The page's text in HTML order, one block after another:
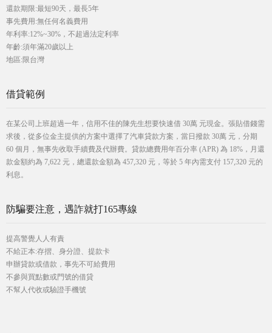
還款期限:最短90天，最長5年
事先費用:無任何名義費用
年利率:12%~30%，不超過法定利率
年齡:須年滿20歲以上
地區:限台灣
借貸範例
在某公司上班超過一年，信用不佳的陳先生想要快速借 30萬 元現金。張貼借錢需
求後，從多位金主提供的方案中選擇了汽車貸款方案，當日撥款 30萬 元，分期
60 個月，無事先收取手續費及代辦費。貸款總費用年百分率 (APR) 為 18%，月還
款金額約為 7,622 元，總還款金額為 457,320 元，等於 5 年內需支付 157,320 元的
利息。
防騙要注意，遇詐就打165專線
提高警覺人人有責
不給正本:存摺、身分證、提款卡
申辦貸款或借款，事先不可給費用
不參與買點數或門號的借貸
不幫人代收或驗證手機號